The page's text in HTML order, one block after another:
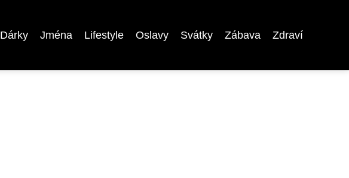
Dárky Jména Lifestyle Oslavy Svátky Zábava Zdraví